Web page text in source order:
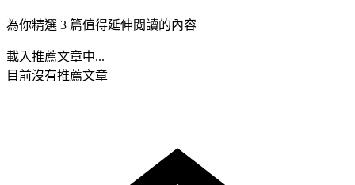
為你精選 3 篇值得延伸閱讀的內容
載入推薦文章中...
目前沒有推薦文章